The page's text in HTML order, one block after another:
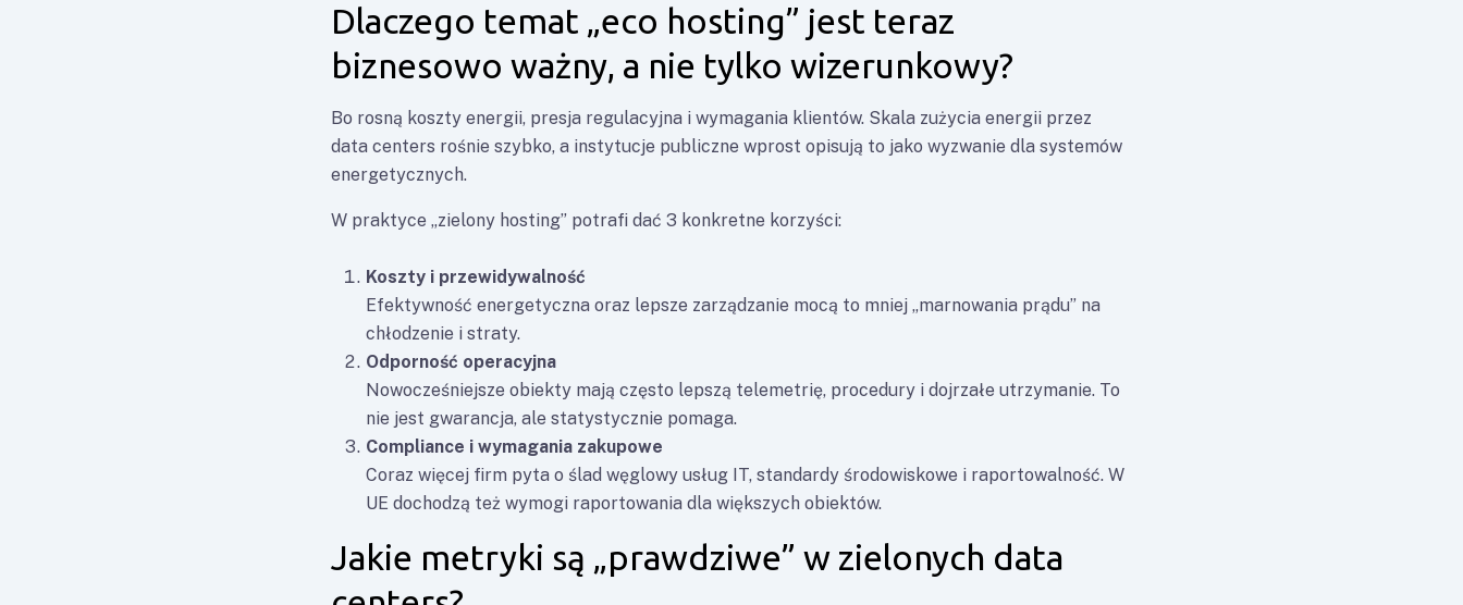
Dlaczego temat „eco hosting” jest teraz
biznesowo ważny, a nie tylko wizerunkowy?
Bo rosną koszty energii, presja regulacyjna i wymagania klientów. Skala zużycia energii przez
data centers rośnie szybko, a instytucje publiczne wprost opisują to jako wyzwanie dla systemów
energetycznych.
W praktyce „zielony hosting” potrafi dać 3 konkretne korzyści:
Koszty i przewidywalność
Efektywność energetyczna oraz lepsze zarządzanie mocą to mniej „marnowania prądu” na
chłodzenie i straty.
Odporność operacyjna
Nowocześniejsze obiekty mają często lepszą telemetrię, procedury i dojrzałe utrzymanie. To
nie jest gwarancja, ale statystycznie pomaga.
Compliance i wymagania zakupowe
Coraz więcej firm pyta o ślad węglowy usług IT, standardy środowiskowe i raportowalność. W
UE dochodzą też wymogi raportowania dla większych obiektów.
Jakie metryki są „prawdziwe” w zielonych data